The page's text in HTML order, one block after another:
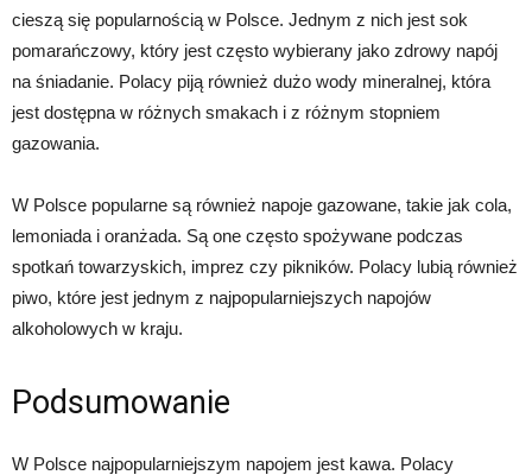
cieszą się popularnością w Polsce. Jednym z nich jest sok
pomarańczowy, który jest często wybierany jako zdrowy napój
na śniadanie. Polacy piją również dużo wody mineralnej, która
jest dostępna w różnych smakach i z różnym stopniem
gazowania.
W Polsce popularne są również napoje gazowane, takie jak cola,
lemoniada i oranżada. Są one często spożywane podczas
spotkań towarzyskich, imprez czy pikników. Polacy lubią również
piwo, które jest jednym z najpopularniejszych napojów
alkoholowych w kraju.
Podsumowanie
W Polsce najpopularniejszym napojem jest kawa. Polacy